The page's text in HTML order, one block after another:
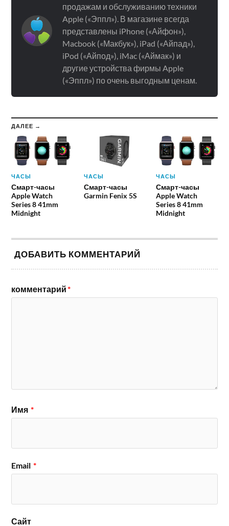
продажам и обслуживанию техники
Apple («Эппл»). В магазине всегда
представлены iPhone («Айфон»),
Macbook («Макбук»), iPad («Айпад»),
iPod («Айпод»), iMac («Аймак») и
другие устройства фирмы Apple
(«Эппл») по очень выгодным ценам.
ДАЛЕЕ →
ЧАСЫ
Смарт-часы
Apple Watch
Series 8 41mm
Midnight
ЧАСЫ
Смарт-часы
Garmin Fenix 5S
ЧАСЫ
Смарт-часы
Apple Watch
Series 8 41mm
Midnight
ДОБАВИТЬ КОММЕНТАРИЙ
комментарий*
Имя *
Email *
Сайт